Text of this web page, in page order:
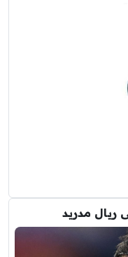
ريال مدريد